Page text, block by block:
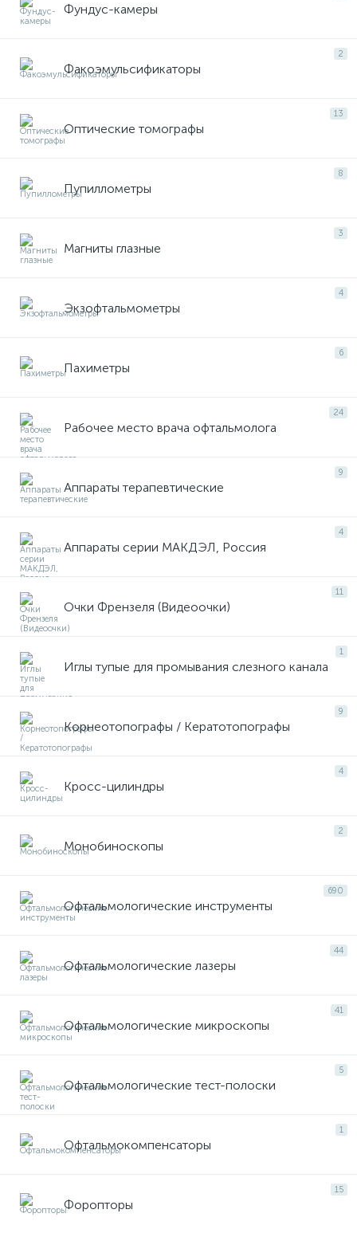
Фундус-камеры
2
Факоэмульсификаторы
13
Оптические томографы
8
Пупиллометры
3
Магниты глазные
4
Экзофтальмометры
6
Пахиметры
24
Рабочее место врача офтальмолога
9
Аппараты терапевтические
4
Аппараты серии МАКДЭЛ, Россия
11
Очки Френзеля (Видеоочки)
1
Иглы тупые для промывания слезного канала
9
Корнеотопографы / Кератотопографы
4
Кросс-цилиндры
2
Монобиноскопы
690
Офтальмологические инструменты
44
Офтальмологические лазеры
41
Офтальмологические микроскопы
5
Офтальмологические тест-полоски
1
Офтальмокомпенсаторы
15
Форопторы